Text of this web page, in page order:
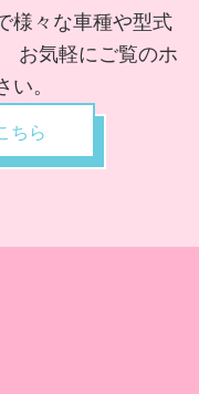
様々な車種や型式
お気軽にご覧のホ
。
ちら